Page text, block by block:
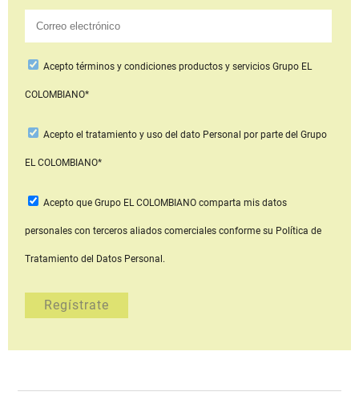
Aceptotérminos y condiciones productos y serviciosGrupo EL
COLOMBIANO*
Acepto el tratamiento y uso del dato Personal por parte del Grupo
EL COLOMBIANO*
Acepto que Grupo EL COLOMBIANOcomparta mis datos
personales con terceros aliados comerciales conforme su Política de
Tratamiento del Datos Personal.